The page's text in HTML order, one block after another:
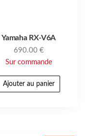
Yamaha RX-V6A
690.00 €
Sur commande
Ajouter au panier